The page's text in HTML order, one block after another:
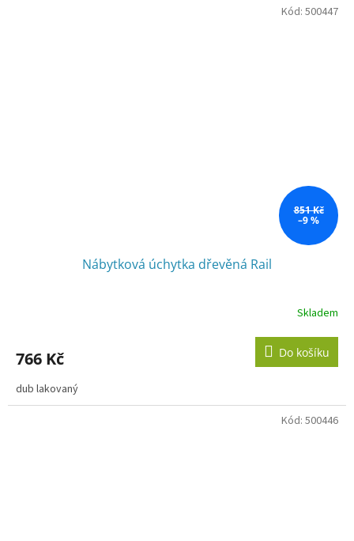
851 Kč
–9 %
Nábytková úchytka dřevěná Rail
Skladem
766 Kč Do košíku
dub lakovaný
Kód: 500447
Kód: 500446